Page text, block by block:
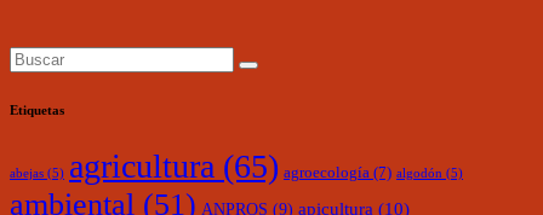
Etiquetas
abejas (5) agricultura (65) agroecología (7) algodón (5)
ambiental (51) ANPROS (9) apicultura (10)